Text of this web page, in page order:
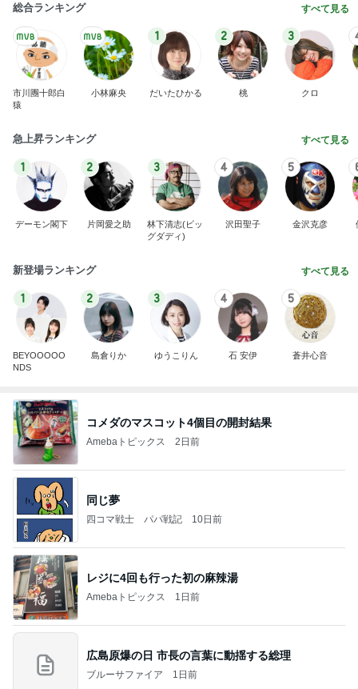
総合ランキング すべて見る
市川團十郎白
猿
小林麻央
1
だいたひかる
2
桃
3
クロ
急上昇ランキング すべて見る
1
デーモン閣下
2
片岡愛之助
3
林下清志(ビッ
グダディ)
4
沢田聖子
5
金沢克彦
新登場ランキング すべて見る
1
BEYOOOOO
NDS
2
島倉りか
3
ゆうこりん
4
石 安伊
5
蒼井心音
コメダのマスコット4個目の開封結果
Amebaトピックス 2日前
同じ夢
四コマ戦士 パパ戦記 10日前
レジに4回も行った初の麻辣湯
Amebaトピックス 1日前
広島原爆の日 市長の言葉に動揺する総理
ブルーサファイア 1日前